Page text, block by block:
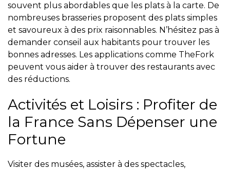
souvent plus abordables que les plats à la carte. De
nombreuses brasseries proposent des plats simples
et savoureux à des prix raisonnables. N’hésitez pas à
demander conseil aux habitants pour trouver les
bonnes adresses. Les applications comme TheFork
peuvent vous aider à trouver des restaurants avec
des réductions.
Activités et Loisirs : Profiter de
la France Sans Dépenser une
Fortune
Visiter des musées, assister à des spectacles,